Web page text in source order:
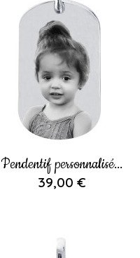
Pendentif personnalisé...
39,00 €